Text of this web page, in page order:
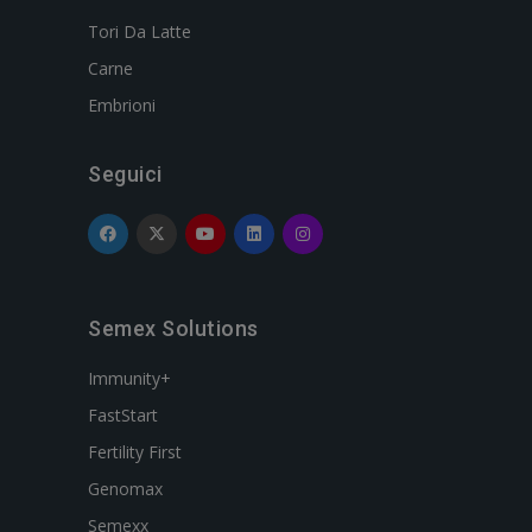
Tori Da Latte
Carne
Embrioni
Seguici
Semex Solutions
Immunity+
FastStart
Fertility First
Genomax
Semexx